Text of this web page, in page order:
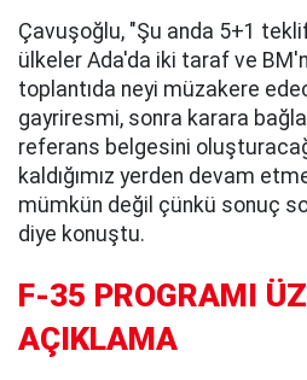
Çavuşoğlu, "Şu anda 5+1
ülkeler Ada'da iki taraf ve
toplantıda neyi müzakere
gayriresmi, sonra karara
referans belgesini
kaldığımız yerden devam
mümkün değil çünkü sonuç
diye konuştu.
F-35 PROGRAMI
AÇIKLAMA